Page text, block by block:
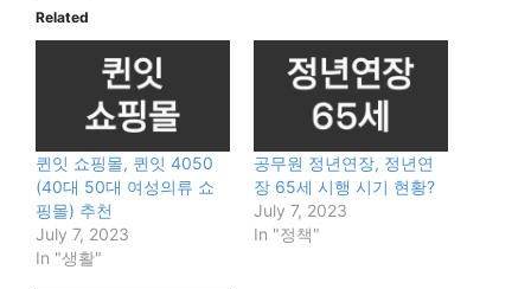
Related
퀸잇 쇼핑몰, 퀸잇 4050
(40대 50대 여성의류 쇼
핑몰) 추천
July 7, 2023
In "생활"
공무원 정년연장, 정년연
장 65세 시행 시기 현황?
July 7, 2023
In "정책"